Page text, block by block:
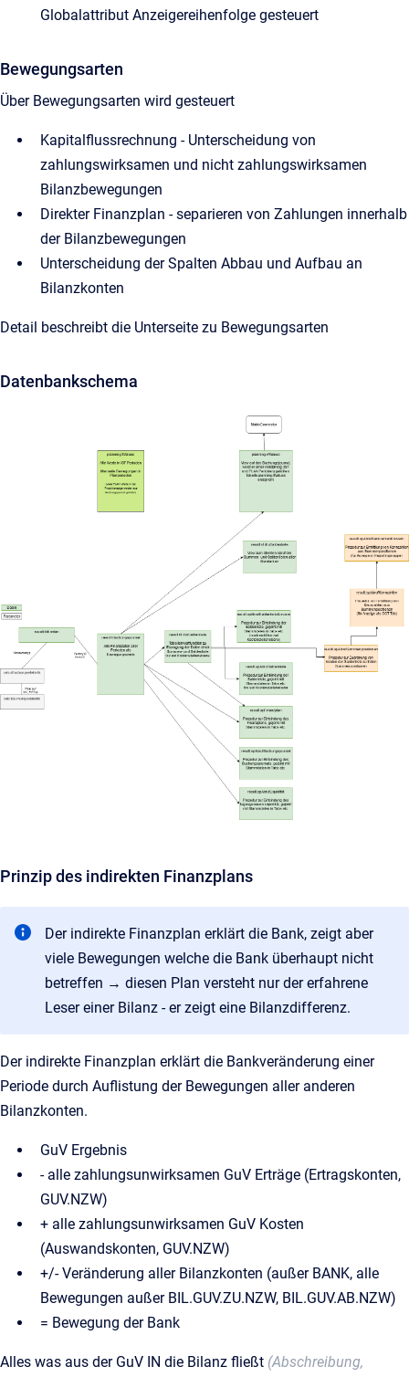
Globalattribut Anzeigereihenfolge gesteuert
Bewegungsarten
Über Bewegungsarten wird gesteuert
Kapitalflussrechnung - Unterscheidung von
zahlungswirksamen und nicht zahlungswirksamen
Bilanzbewegungen
Direkter Finanzplan - separieren von Zahlungen innerhalb
der Bilanzbewegungen
Unterscheidung der Spalten Abbau und Aufbau an
Bilanzkonten
Detail beschreibt die Unterseite zu Bewegungsarten
Datenbankschema
Prinzip des indirekten Finanzplans
Der indirekte Finanzplan erklärt die Bank, zeigt aber
viele Bewegungen welche die Bank überhaupt nicht
betreffen → diesen Plan versteht nur der erfahrene
Leser einer Bilanz - er zeigt eine Bilanzdifferenz.
Der indirekte Finanzplan erklärt die Bankveränderung einer
Periode durch Auflistung der Bewegungen aller anderen
Bilanzkonten.
GuV Ergebnis
- alle zahlungsunwirksamen GuV Erträge (Ertragskonten,
GUV.NZW)
+ alle zahlungsunwirksamen GuV Kosten
(Auswandskonten, GUV.NZW)
+/- Veränderung aller Bilanzkonten (außer BANK, alle
Bewegungen außer BIL.GUV.ZU.NZW, BIL.GUV.AB.NZW)
= Bewegung der Bank
Alles was aus der GuV IN die Bilanz fließt (Abschreibung,